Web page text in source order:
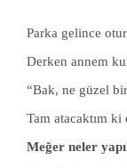
Parka gelince
Derken annem
“Bak, ne güzel
Tam atacaktım
Meğer neler